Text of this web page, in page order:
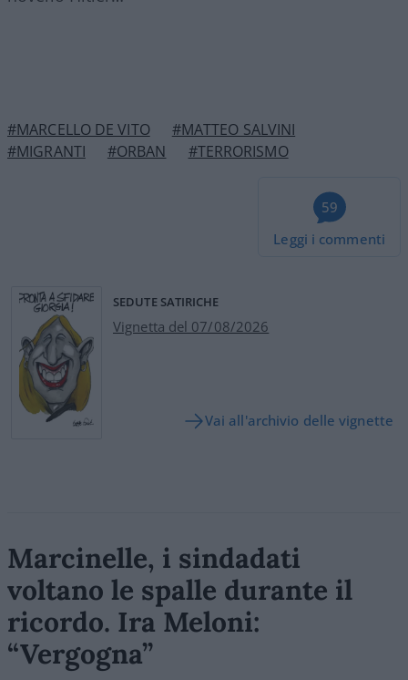
#MARCELLO DE VITO
#MATTEO SALVINI
#MIGRANTI
#ORBAN #TERRORISMO
59
Leggi i commenti
SEDUTE SATIRICHE
Vignetta del 07/08/2026
Vai all'archivio delle vignette
Marcinelle, i sindadati
voltano le spalle durante il
ricordo. Ira Meloni:
“Vergogna”